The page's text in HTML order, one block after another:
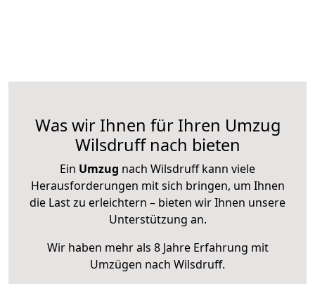
Was wir Ihnen für Ihren Umzug
Wilsdruff nach bieten
Ein Umzug nach Wilsdruff kann viele
Herausforderungen mit sich bringen, um Ihnen
die Last zu erleichtern – bieten wir Ihnen unsere
Unterstützung an.
Wir haben mehr als 8 Jahre Erfahrung mit
Umzügen nach Wilsdruff.